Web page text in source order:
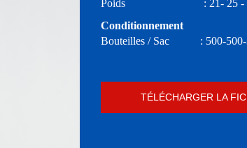
Poids : 21- 25 -
Conditionnement
Bouteilles / Sac : 500-500-